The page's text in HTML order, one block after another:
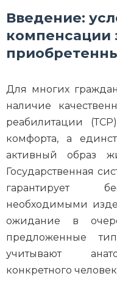
Введение:
компенсации
Для многих
наличие
реабилитации
комфорта, а
активный образ
Государственная
гарантирует
необходимыми
ожидание в
предложенные
учитывают
конкретного